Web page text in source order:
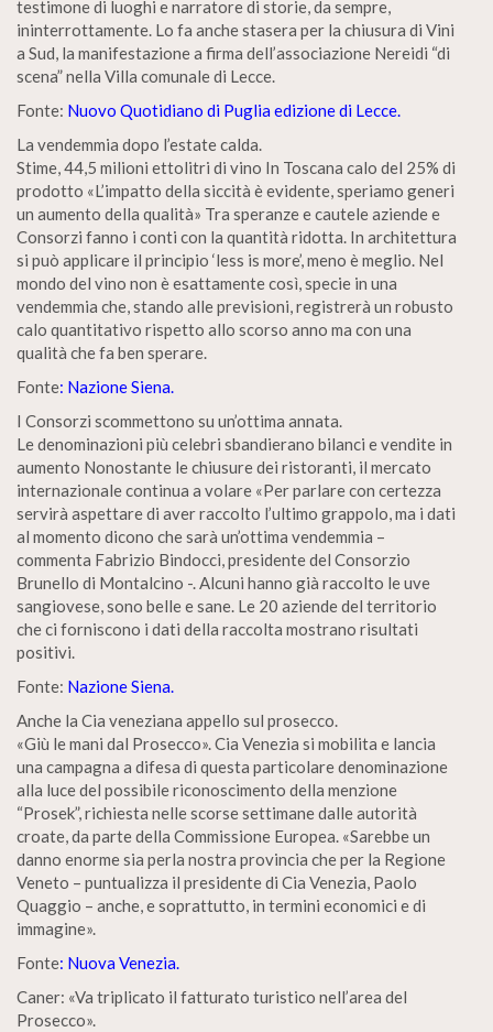
testimone di luoghi e narratore di storie, da sempre,
ininterrottamente. Lo fa anche stasera per la chiusura di Vini
a Sud, la manifestazione a firma dell’associazione Nereidi “di
scena” nella Villa comunale di Lecce.
Fonte: Nuovo Quotidiano di Puglia edizione di Lecce.
La vendemmia dopo l’estate calda.
Stime, 44,5 milioni ettolitri di vino In Toscana calo del 25% di
prodotto «L’impatto della siccità è evidente, speriamo generi
un aumento della qualità» Tra speranze e cautele aziende e
Consorzi fanno i conti con la quantità ridotta. In architettura
si può applicare il principio ‘less is more’, meno è meglio. Nel
mondo del vino non è esattamente così, specie in una
vendemmia che, stando alle previsioni, registrerà un robusto
calo quantitativo rispetto allo scorso anno ma con una
qualità che fa ben sperare.
Fonte: Nazione Siena.
I Consorzi scommettono su un’ottima annata.
Le denominazioni più celebri sbandierano bilanci e vendite in
aumento Nonostante le chiusure dei ristoranti, il mercato
internazionale continua a volare «Per parlare con certezza
servirà aspettare di aver raccolto l’ultimo grappolo, ma i dati
al momento dicono che sarà un’ottima vendemmia –
commenta Fabrizio Bindocci, presidente del Consorzio
Brunello di Montalcino -. Alcuni hanno già raccolto le uve
sangiovese, sono belle e sane. Le 20 aziende del territorio
che ci forniscono i dati della raccolta mostrano risultati
positivi.
Fonte: Nazione Siena.
Anche la Cia veneziana appello sul prosecco.
«Giù le mani dal Prosecco». Cia Venezia si mobilita e lancia
una campagna a difesa di questa particolare denominazione
alla luce del possibile riconoscimento della menzione
“Prosek”, richiesta nelle scorse settimane dalle autorità
croate, da parte della Commissione Europea. «Sarebbe un
danno enorme sia perla nostra provincia che per la Regione
Veneto – puntualizza il presidente di Cia Venezia, Paolo
Quaggio – anche, e soprattutto, in termini economici e di
immagine».
Fonte: Nuova Venezia.
Caner: «Va triplicato il fatturato turistico nell’area del
Prosecco».